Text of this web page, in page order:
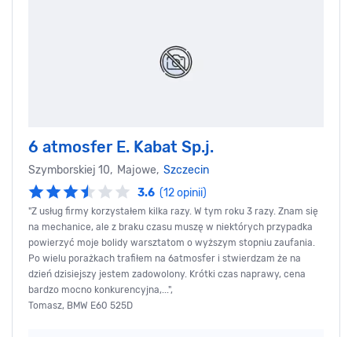
6 atmosfer E. Kabat Sp.j.
Szymborskiej 10, Majowe, Szczecin
3.6 (12 opinii)
"Z usług firmy korzystałem kilka razy. W tym roku 3 razy. Znam się
na mechanice, ale z braku czasu muszę w niektórych przypadka
powierzyć moje bolidy warsztatom o wyższym stopniu zaufania.
Po wielu porażkach trafiłem na 6atmosfer i stwierdzam że na
dzień dzisiejszy jestem zadowolony. Krótki czas naprawy, cena
bardzo mocno konkurencyjna,...",
Tomasz, BMW E60 525D